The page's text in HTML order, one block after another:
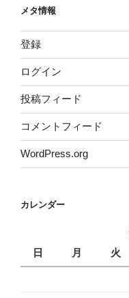
メタ情報
登録
ログイン
投稿フィード
コメントフィード
WordPress.org
カレンダー
日
月 火